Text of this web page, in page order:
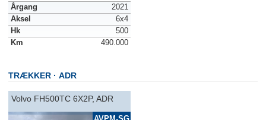
Årgang
2021
Aksel
6x4
Hk
500
Km
490.000
TRÆKKER ADR
Volvo FH500TC 6X2P, ADR